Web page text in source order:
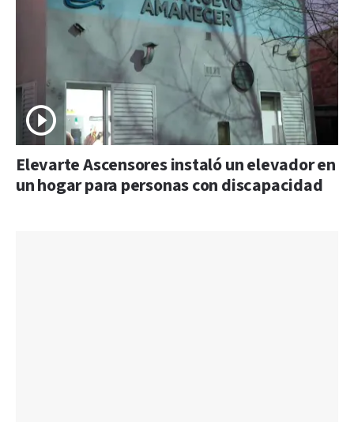
Elevarte Ascensores instaló un elevador en
un hogar para personas con discapacidad